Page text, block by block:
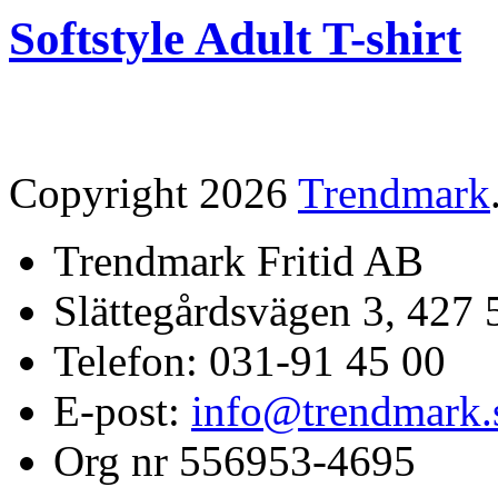
Softstyle Adult T-shirt
Copyright 2026 Trendmark
Trendmark Fritid AB
Slättegårdsvägen 3,
Telefon: 031-91 45 00
E-post:
Org nr 556953-4695